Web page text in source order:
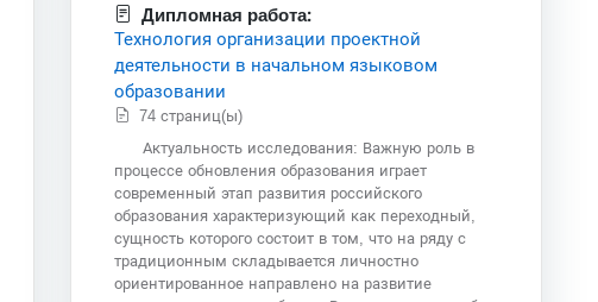
Дипломная работа:
Технология организации проектной
деятельности в начальном языковом
образовании
74 страниц(ы)
Актуальность исследования: Важную роль в
процессе обновления образования играет
современный этап развития российского
образования характеризующий как переходный,
сущность которого состоит в том, что на ряду с
традиционным складывается личностно
ориентированное направлено на развитие